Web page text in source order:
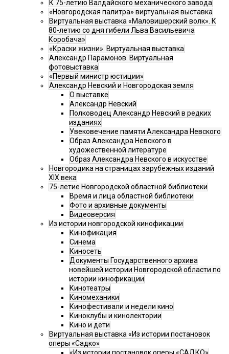
К 75-летию Валдайского механического завода
«Новгородская палитра» виртуальная выставка
Виртуальная выставка «Маловишерский волк». К
80-летию со дня гибели Льва Васильевича
Коробача»
«Краски жизни». Виртуальная выставка
Александр Парамонов. Виртуальная
фотовыставка
«Первый министр юстиции»
Александр Невский и Новгородская земля
О выставке
Александр Невский
Полководец Александр Невский в редких
изданиях
Увековечение памяти Александра Невского
Образ Александра Невского в
художественной литературе
Образ Александра Невского в искусстве
Новгородика на страницах зарубежных изданий
XIX века
75-летие Новгородской областной библиотеки
Время и лица областной библиотеки
Фото и архивные документы
Видеоверсия
Из истории новгородской кинофикации
Кинофикация
Синема
Киносеть
Документы Государственного архива
новейшей истории Новгородской области по
истории кинофикации
Кинотеатры
Киномеханики
Кинофестивали и недели кино
Киноклубы и кинолектории
Кино и дети
Виртуальная выставка «Из истории постановок
оперы «Садко»